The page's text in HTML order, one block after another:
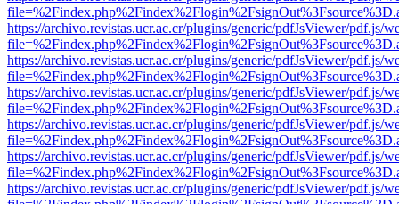
https://archivo.revistas.ucr.ac.cr/plugins/generic/pdfJsViewer/pdf.js/
https://archivo.revistas.ucr.ac.cr/plugins/generic/pdfJsViewer/pdf.js/
https://archivo.revistas.ucr.ac.cr/plugins/generic/pdfJsViewer/pdf.js/
https://archivo.revistas.ucr.ac.cr/plugins/generic/pdfJsViewer/pdf.js/
https://archivo.revistas.ucr.ac.cr/plugins/generic/pdfJsViewer/pdf.js/
https://archivo.revistas.ucr.ac.cr/plugins/generic/pdfJsViewer/pdf.js/